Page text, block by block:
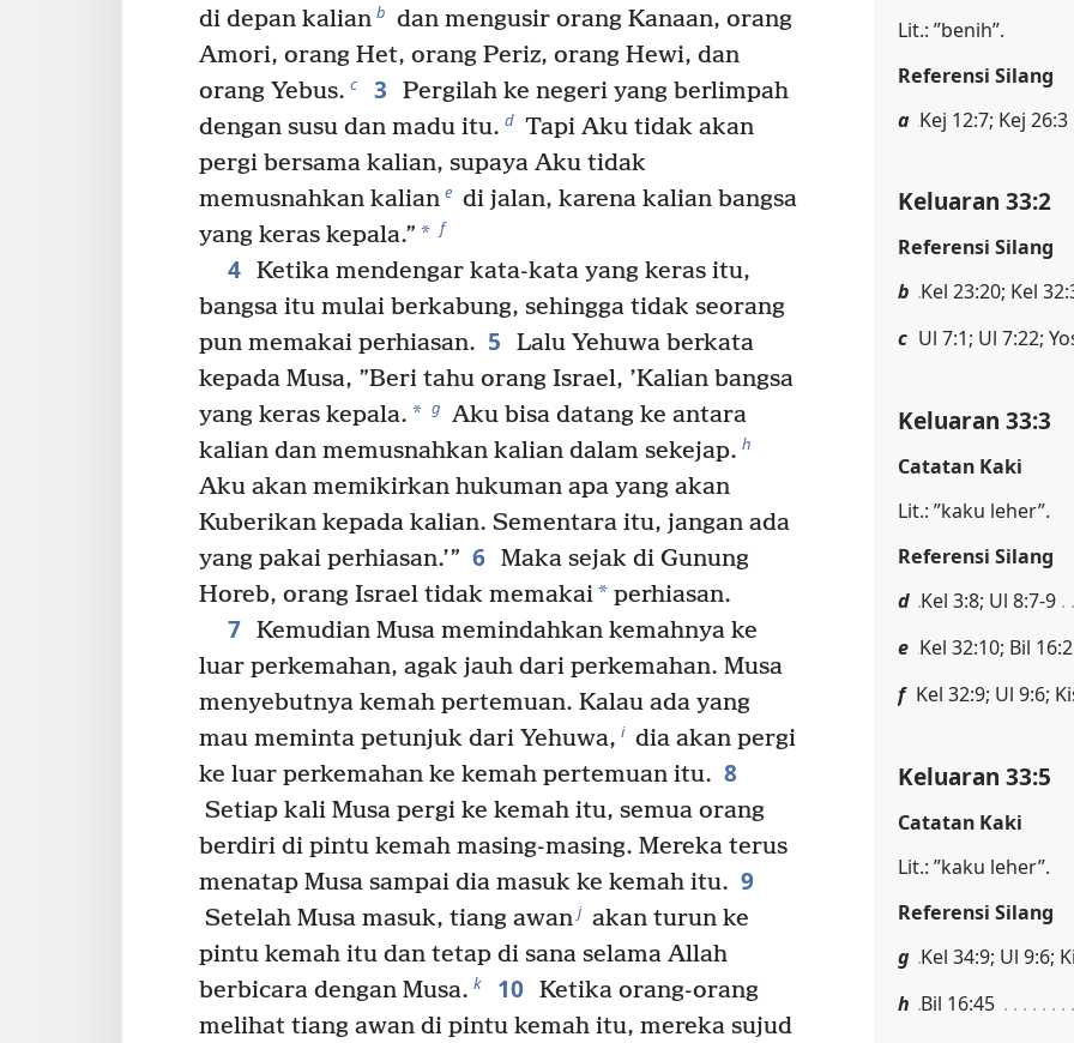
di depan kalian b dan mengusir orang Kanaan, orang
Amori, orang Het, orang Periz, orang Hewi, dan
orang Yebus. c 3
Pergilah ke negeri yang berlimpah
dengan susu dan madu itu. d Tapi Aku tidak akan
pergi bersama kalian, supaya Aku tidak
memusnahkan kalian e di jalan, karena kalian bangsa
yang keras kepala.” * f
4 Ketika mendengar kata-kata yang keras itu,
bangsa itu mulai berkabung, sehingga tidak seorang
pun memakai perhiasan. 5
Lalu Yehuwa berkata
kepada Musa, ”Beri tahu orang Israel, ’Kalian bangsa
yang keras kepala. * g Aku bisa datang ke antara
kalian dan memusnahkan kalian dalam sekejap. h
Aku akan memikirkan hukuman apa yang akan
Kuberikan kepada kalian. Sementara itu, jangan ada
yang pakai perhiasan.’” 6 Maka sejak di Gunung
Horeb, orang Israel tidak memakai* perhiasan.
7 Kemudian Musa memindahkan kemahnya ke
luar perkemahan, agak jauh dari perkemahan. Musa
menyebutnya kemah pertemuan. Kalau ada yang
mau meminta petunjuk dari Yehuwa, i dia akan pergi
ke luar perkemahan ke kemah pertemuan itu. 8
Setiap kali Musa pergi ke kemah itu, semua orang
berdiri di pintu kemah masing-masing. Mereka terus
menatap Musa sampai dia masuk ke kemah itu. 9
Setelah Musa masuk, tiang awan j akan turun ke
pintu kemah itu dan tetap di sana selama Allah
berbicara dengan Musa. k 10 Ketika orang-orang
melihat tiang awan di pintu kemah itu, mereka sujud
Lit.: ”benih”.
Referensi Silang
a Kej 12:7; Kej 26:3
Keluaran 33:2
Referensi Silang
b Kel 23:20; Kel
c Ul 7:1; Ul 7:22;
Keluaran 33:3
Catatan Kaki
Lit.: ”kaku leher”.
Referensi Silang
d Kel 3:8; Ul 8:7-9
e Kel 32:10; Bil
f Kel 32:9; Ul 9:6;
Keluaran 33:5
Catatan Kaki
Lit.: ”kaku leher”.
Referensi Silang
g Kel 34:9; Ul 9:6;
h Bil 16:45